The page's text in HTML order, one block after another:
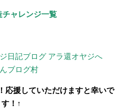
チャレンジ一覧
ブログ村
応援していただけますと幸いで
す！↑